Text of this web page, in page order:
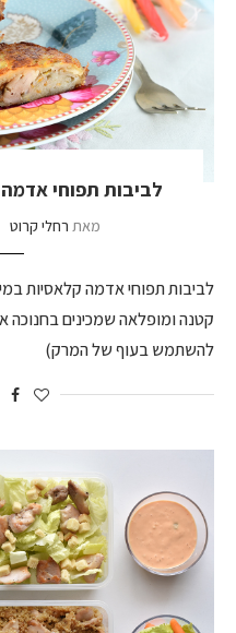
לביבות תפוחי אדמה
מאת רחלי קרוט
לביבות תפוחי אדמה קלאסיות
קטנה ומופלאה שמכינים
להשתמש בעוף של המרק)